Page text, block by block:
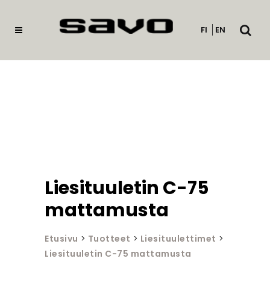
FI EN
Avaa
Liesituuletin C-75
mattamusta
Etusivu > Tuotteet > Liesituulettimet >
Liesituuletin C-75 mattamusta